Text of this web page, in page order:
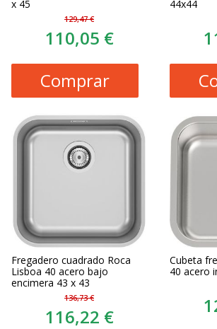
x 45
129,47 €
110,05 €
Comprar
44x44
Fregadero cuadrado Roca
Lisboa 40 acero bajo
encimera 43 x 43
136,73 €
116,22 €
Cubeta
40 acero